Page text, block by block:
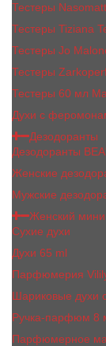
Тестеры
Тестеры Tiziana
Тестеры Jо
Тестеры
Тестеры 60 мл
Духи с
Дезодоранты
Дезодоранты
Женские
Мужские
Женский
Сухие духи
Духи 65 ml
Парфюмерия
Шариковые духи
Ручка-парфюм 8
Парфюмерное